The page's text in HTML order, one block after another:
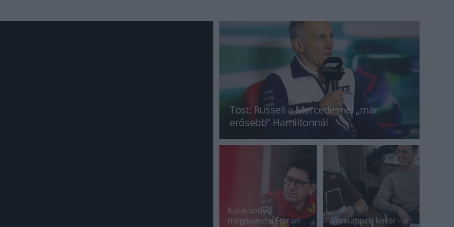
Tost: Russell a Mercedesnél „már
erősebb” Hamiltonnál
Karácsonyig
megnevezi a Ferrari
Verstappen kövér – a